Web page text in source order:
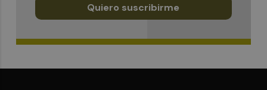
Quiero suscribirme